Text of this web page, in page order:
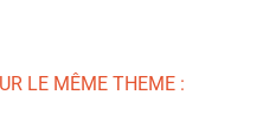
LE MÊME THEME :